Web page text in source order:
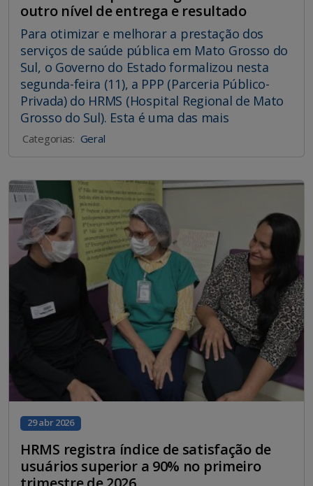
outro nível de entrega e resultado
Para otimizar e melhorar a prestação dos
serviços de saúde pública em Mato Grosso do
Sul, o Governo do Estado formalizou nesta
segunda-feira (11), a PPP (Parceria Público-
Privada) do HRMS (Hospital Regional de Mato
Grosso do Sul). Esta é uma das mais
Categorias: Geral
29 abr 2026
HRMS registra índice de satisfação de
usuários superior a 90% no primeiro